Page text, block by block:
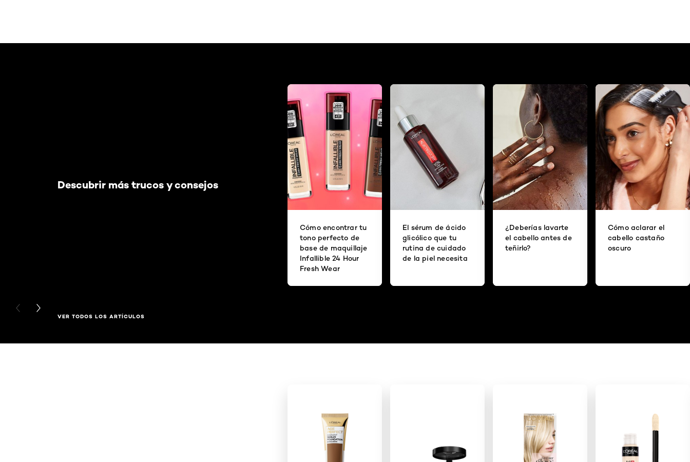
Descubrir más trucos y consejos
Cómo encontrar tu
tono perfecto de
base de maquillaje
Infallible 24 Hour
Fresh Wear
El sérum de ácido
glicólico que tu
rutina de cuidado
de la piel necesita
¿Deberías lavarte
el cabello antes de
teñirlo?
Cómo aclarar el
cabello castaño
oscuro
PREVIOUS CARD
NEXT CARD
VER TODOS LOS ARTÍCULOS